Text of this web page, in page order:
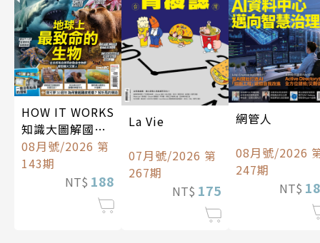
HOW IT WORKS
知識大圖解國際
中文版
08月號/2026 第
143期
NT$ 188
La Vie
07月號/2026 第
267期
NT$ 175
網管人
08月號/2026
247期
NT$